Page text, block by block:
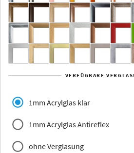
Yukon Alaska
Jersey Dauphine
VERFÜGBARE
1mm Acrylglas klar
1mm Acrylglas Antireflex
ohne Verglasung